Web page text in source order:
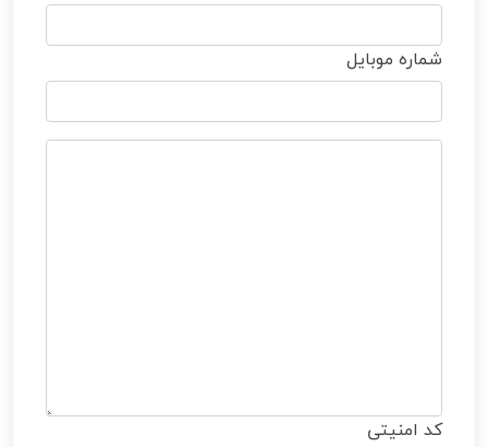
شماره موبایل
کد امنیتی